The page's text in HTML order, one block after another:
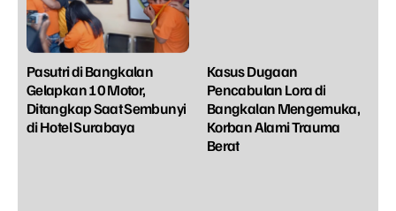
Pasutri di Bangkalan
Gelapkan 10 Motor,
Ditangkap Saat Sembunyi
di Hotel Surabaya
Kasus Dugaan
Pencabulan Lora di
Bangkalan Mengemuka,
Korban Alami Trauma
Berat